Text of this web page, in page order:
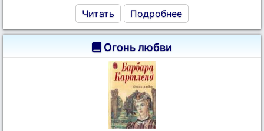
Читать Подробнее
Огонь любви